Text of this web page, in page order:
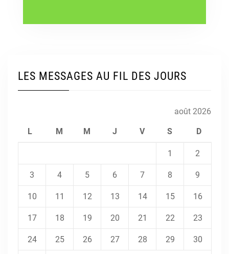
LES MESSAGES AU FIL DES JOURS
août 2026
L M M J V S D
1 2
3 4 5 6 7 8 9
10 11 12 13 14 15 16
17 18 19 20 21 22 23
24 25 26 27 28 29 30